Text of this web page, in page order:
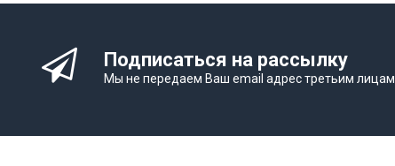
Подписаться на рассылку
Мы не передаем Ваш email адрес третьим лицам